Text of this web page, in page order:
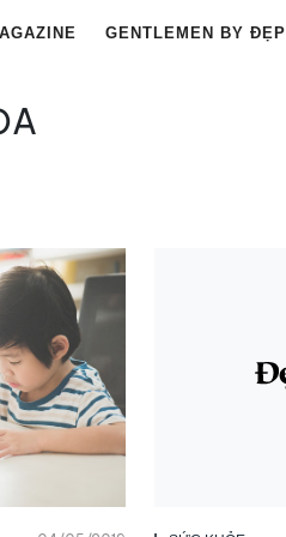
GENTLEMEN BY ĐẸP